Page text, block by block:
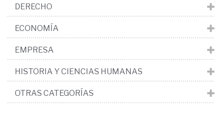
DERECHO
ECONOMÍA
EMPRESA
HISTORIA Y CIENCIAS HUMANAS
OTRAS CATEGORÍAS